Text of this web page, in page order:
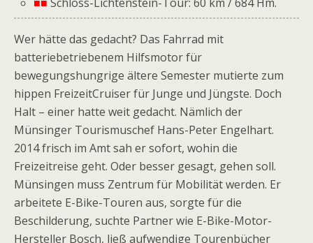
Wer hätte das gedacht? Das Fahrrad mit
batteriebetriebenem Hilfsmotor für
bewegungshungrige ältere Semester mutierte zum
hippen Freizeit­Cruiser für Junge und Jüngste. Doch
Halt – einer hatte weit gedacht. Nämlich der
Münsinger Tourismuschef Hans-Peter Engelhart.
2014 frisch im Amt sah er sofort, wohin die
Freizeitreise geht. Oder besser gesagt, gehen soll.
Münsingen muss Zentrum für Mobilität werden. Er
arbeitete E-Bike-Touren aus, sorgte für die
Beschilderung, suchte Partner wie E-Bike-Motor-
Hersteller Bosch, ließ aufwendige Tourenbücher